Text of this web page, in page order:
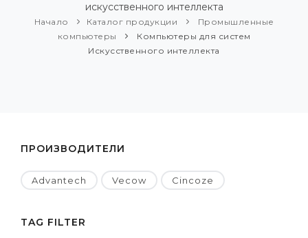
искусственного интеллекта
Начало Каталог продукции
Промышленные
компьютеры
Компьютеры для систем
Искусственного интеллекта
ПРОИЗВОДИТЕЛИ
Advantech Vecow Cincoze
TAG FILTER